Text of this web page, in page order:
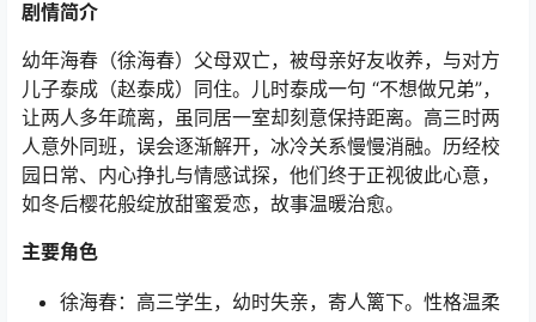
剧情简介
幼年海春（徐海春）父母双亡，被母亲好友收养，与对方
儿子泰成（赵泰成）同住。儿时泰成一句 “不想做兄弟”，
让两人多年疏离，虽同居一室却刻意保持距离。高三时两
人意外同班，误会逐渐解开，冰冷关系慢慢消融。历经校
园日常、内心挣扎与情感试探，他们终于正视彼此心意，
如冬后樱花般绽放甜蜜爱恋，故事温暖治愈。
主要角色
徐海春：高三学生，幼时失亲，寄人篱下。性格温柔